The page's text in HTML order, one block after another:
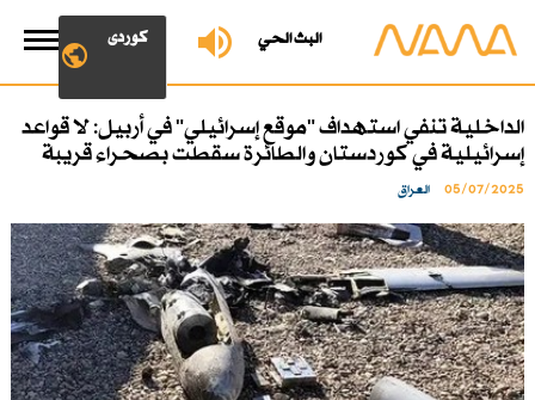
البث الحي کوردی
الداخلية تنفي استهداف "موقع إسرائيلي" في أربيل: لا قواعد
إسرائيلية في كوردستان والطائرة سقطت بصحراء قريبة
05/07/2025 العراق